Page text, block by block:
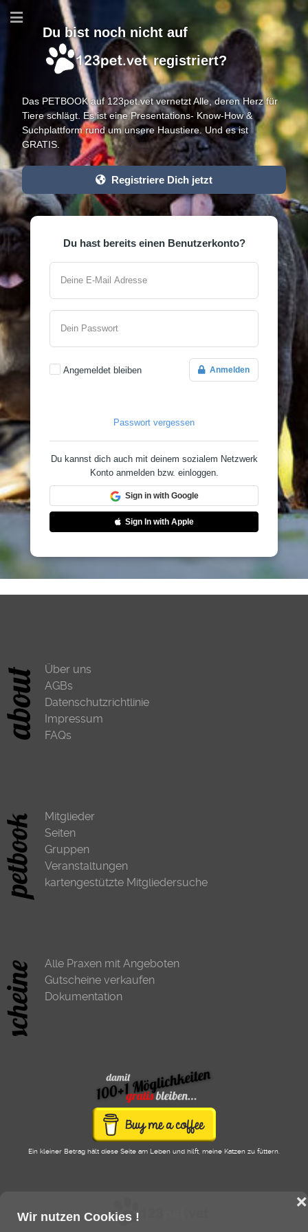
Wir nutzen Cookies !
❌
Du bist noch nicht auf
registriert?
Das PETBOOK auf 123pet.vet vernetzt Alle, deren Herz für
Tiere schlägt. Es ist eine Presentations- Know-How &
Suchplattform rund um unsere Haustiere. Und es ist
GRATIS.
Registriere Dich jetzt
Du hast bereits einen Benutzerkonto?
Deine E-Mail Adresse
Dein Passwort
Angemeldet bleiben Anmelden
Passwort vergessen
Du kannst dich auch mit deinem sozialem Netzwerk
Konto anmelden bzw. einloggen.
Sign in with Google
Sign In with Apple
Über uns
AGBs
Datenschutzrichtlinie
Impressum
FAQs
Mitglieder
Seiten
Gruppen
Veranstaltungen
kartengestützte Mitgliedersuche
Alle Praxen mit Angeboten
Gutscheine verkaufen
Dokumentation
Ein kleiner Betrag hält diese Seite am Leben und hilft, meine Katzen zu füttern.